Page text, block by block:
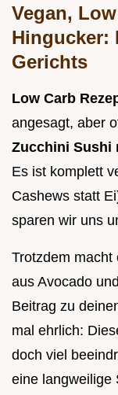
Vegan,
Hingucker:
Gerichts
Low Carb
angesagt, aber
Zucchini Sushi
Es ist komplett
Cashews statt
sparen wir uns
Trotzdem macht
aus Avocado
Beitrag zu
mal ehrlich:
doch viel
eine langweilige